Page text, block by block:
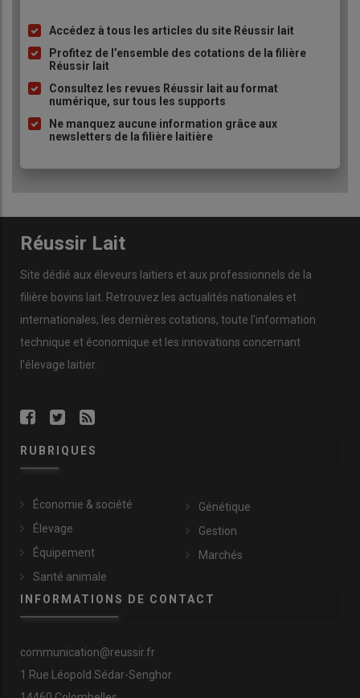
Liste
à
puce
Accédez à tous les articles du site Réussir lait
Profitez de l’ensemble des cotations de la filière
Réussir lait
Consultez les revues Réussir lait au format
numérique, sur tous les supports
Ne manquez aucune information grâce aux
newsletters de la filière laitière
Réussir Lait
Site dédié aux éleveurs laitiers et aux professionnels de la
filière bovins lait. Retrouvez les actualités nationales et
internationales, les dernières cotations, toute l'information
technique et économique et les innovations concernant
l'élevage laitier.
RUBRIQUES
Économie & société
Élevage
Équipement
Santé animale
Génétique
Gestion
Marchés
INFORMATIONS DE CONTACT
communication@reussir.fr
1 Rue Léopold Sédar-Senghor